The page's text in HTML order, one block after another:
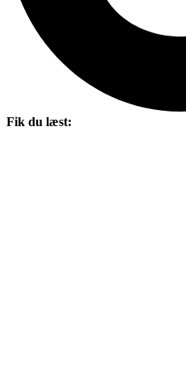
Fik du læst: